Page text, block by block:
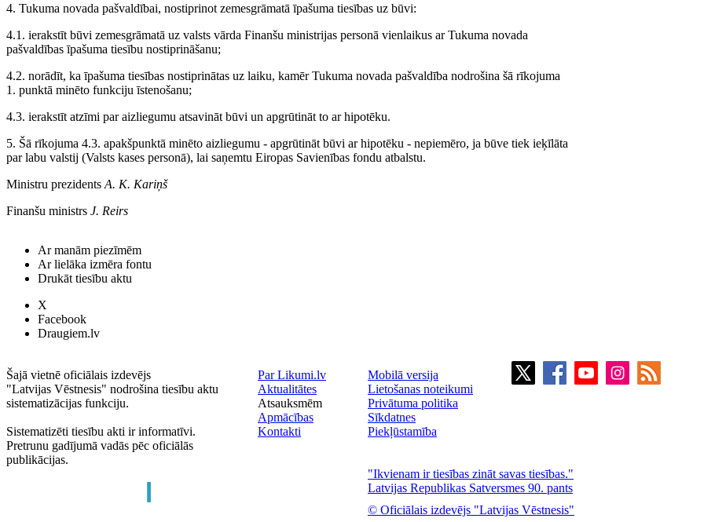
4. Tukuma novada pašvaldībai, nostiprinot zemesgrāmatā īpašuma tiesības uz būvi:
4.1. ierakstīt būvi zemesgrāmatā uz valsts vārda Finanšu ministrijas personā vienlaikus ar Tukuma novada
pašvaldības īpašuma tiesību nostiprināšanu;
4.2. norādīt, ka īpašuma tiesības nostiprinātas uz laiku, kamēr Tukuma novada pašvaldība nodrošina šā rīkojuma
1. punktā minēto funkciju īstenošanu;
4.3. ierakstīt atzīmi par aizliegumu atsavināt būvi un apgrūtināt to ar hipotēku.
5. Šā rīkojuma 4.3. apakšpunktā minēto aizliegumu - apgrūtināt būvi ar hipotēku - nepiemēro, ja būve tiek ieķīlāta
par labu valstij (Valsts kases personā), lai saņemtu Eiropas Savienības fondu atbalstu.
Ministru prezidents A. K. Kariņš
Finanšu ministrs J. Reirs
Ar manām piezīmēm
Ar lielāka izmēra fontu
Drukāt tiesību aktu
X
Facebook
Draugiem.lv
Šajā vietnē oficiālais izdevējs
"Latvijas Vēstnesis" nodrošina tiesību aktu
sistematizācijas funkciju.
Sistematizēti tiesību akti ir informatīvi.
Pretrunu gadījumā vadās pēc oficiālās
publikācijas.
Par Likumi.lv
Aktualitātes
Atsauksmēm
Apmācības
Kontakti
Mobilā versija
Lietošanas noteikumi
Privātuma politika
Sīkdatnes
Piekļūstamība
"Ikvienam ir tiesības zināt savas tiesības."
Latvijas Republikas Satversmes 90. pants
© Oficiālais izdevējs "Latvijas Vēstnesis"